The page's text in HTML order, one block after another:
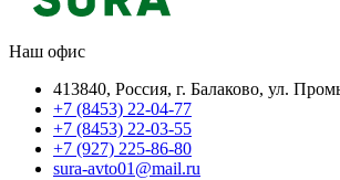
Наш офис
413840, Россия, г. Балаково, ул.
+7 (8453) 22-04-77
+7 (8453) 22-03-55
+7 (927) 225-86-80
sura-avto01@mail.ru